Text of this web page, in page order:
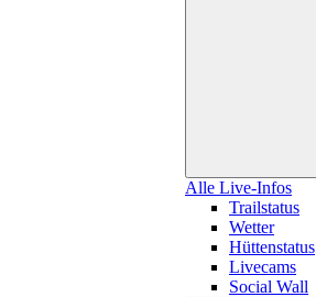
Alle Live-Infos
Trailstatus
Wetter
Hüttenstatus
Livecams
Social Wall